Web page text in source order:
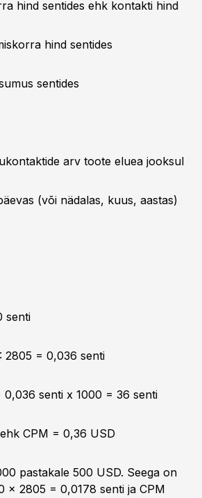
hind sentides ehk kontakti hind
hind sentides
sentides
arv toote eluea jooksul
(või nädalas, kuus, aastas)
senti
= 0,036 senti
0,036 senti x 1000 = 36 senti
CPM = 0,36 USD
pastakale 500 USD. Seega on
x 2805 = 0,0178 senti ja CPM